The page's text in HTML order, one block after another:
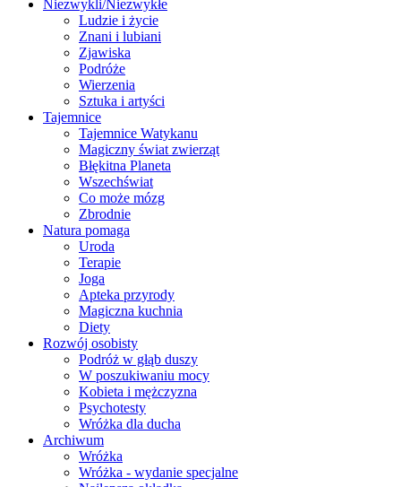
Niezwykli/Niezwykłe
Ludzie i życie
Znani i lubiani
Zjawiska
Podróże
Wierzenia
Sztuka i artyści
Tajemnice
Tajemnice Watykanu
Magiczny świat zwierząt
Błękitna Planeta
Wszechświat
Co może mózg
Zbrodnie
Natura pomaga
Uroda
Terapie
Joga
Apteka przyrody
Magiczna kuchnia
Diety
Rozwój osobisty
Podróż w głąb duszy
W poszukiwaniu mocy
Kobieta i mężczyzna
Psychotesty
Wróżka dla ducha
Archiwum
Wróżka
Wróżka - wydanie specjalne